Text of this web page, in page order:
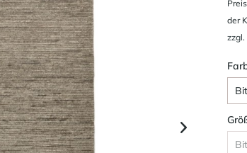
der
zzgl.